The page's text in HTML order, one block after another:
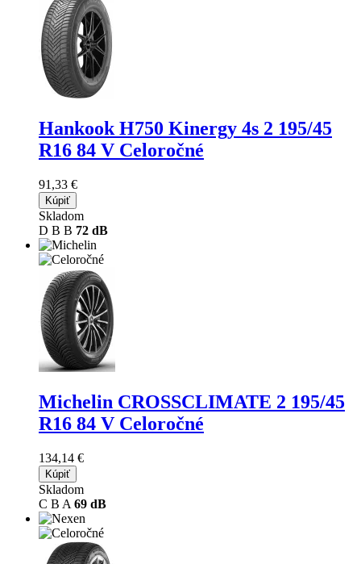
Hankook H750 Kinergy 4s 2 195/45
R16 84 V Celoročné
91,33 €
Kúpiť
Skladom
D B B 72 dB
Michelin CROSSCLIMATE 2 195/45
R16 84 V Celoročné
134,14 €
Kúpiť
Skladom
C B A 69 dB